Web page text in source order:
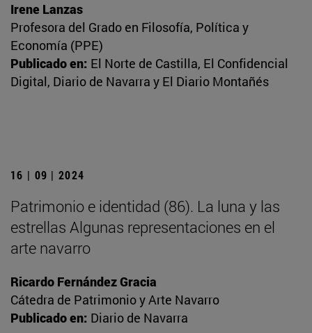
Irene Lanzas
Profesora del Grado en Filosofía, Política y
Economía (PPE)
Publicado en: El Norte de Castilla, El Confidencial
Digital, Diario de Navarra y El Diario Montañés
16 | 09 | 2024
Patrimonio e identidad (86). La luna y las
estrellas Algunas representaciones en el
arte navarro
Ricardo Fernández Gracia
Cátedra de Patrimonio y Arte Navarro
Publicado en: Diario de Navarra